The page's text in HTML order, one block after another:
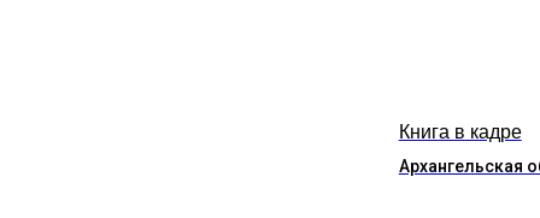
Книга в кадре
Архангельская